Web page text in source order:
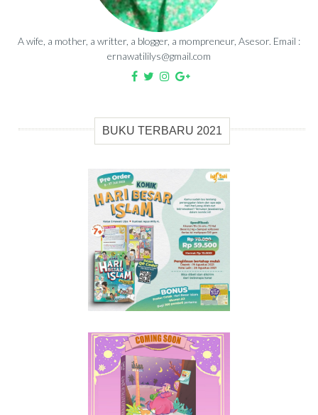
A wife, a mother, a writter, a blogger, a mompreneur, Asesor. Email :
ernawatililys@gmail.com
BUKU TERBARU 2021